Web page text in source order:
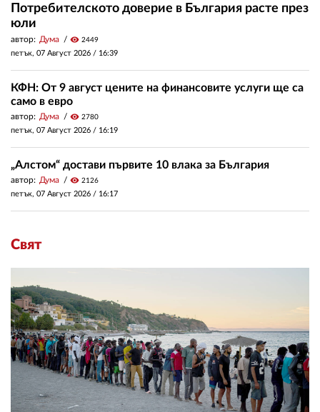
Потребителското доверие в България расте през
юли
автор: Дума visibility 2449
петък, 07 Август 2026 / 16:39
КФН: От 9 август цените на финансовите услуги ще са
само в евро
автор: Дума visibility 2780
петък, 07 Август 2026 / 16:19
„Алстом“ достави първите 10 влака за България
автор: Дума visibility 2126
петък, 07 Август 2026 / 16:17
Свят